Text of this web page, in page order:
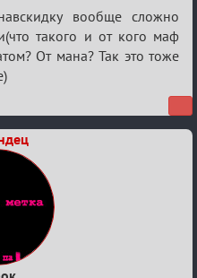
вообще сложно
такого и от кого маф
От мана? Так это тоже